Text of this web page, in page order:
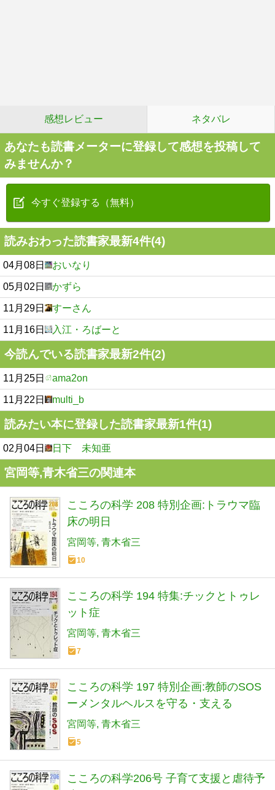
感想レビュー ネタバレ
あなたも読書メーターに登録して感想を投稿して
みませんか？
今すぐ登録する（無料）
読みおわった読書家最新4件(4)
04月08日 おいなり
05月02日 かずら
11月29日 すーさん
11月16日 入江・ろばーと
今読んでいる読書家最新2件(2)
11月25日 ama2on
11月22日 multi_b
読みたい本に登録した読書家最新1件(1)
02月04日 日下 未知亜
宮岡等,青木省三の関連本
こころの科学 208 特別企画:トラウマ臨
床の明日
宮岡等 青木省三
10
こころの科学 194 特集:チックとトゥレ
ット症
宮岡等 青木省三
7
こころの科学 197 特別企画:教師のSOS
ーメンタルヘルスを守る・支える
宮岡等 青木省三
5
こころの科学206号 子育て支援と虐待予